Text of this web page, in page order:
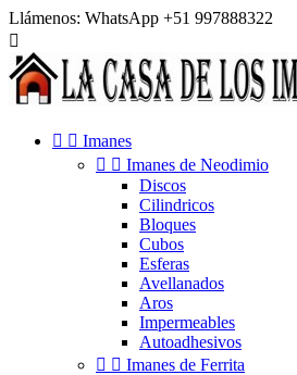
Llámenos: WhatsApp +51 997888322

  Imanes
  Imanes de Neodimio
Discos
Cilindricos
Bloques
Cubos
Esferas
Avellanados
Aros
Impermeables
Autoadhesivos
  Imanes de Ferrita